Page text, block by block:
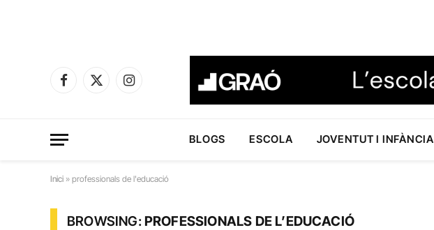
Facebook
X
Instagram
BLOGS ESCOLA JOVENTUT I INFÀNCIA
Inici » professionals de l'educació
BROWSING:PROFESSIONALS DE L’EDUCACIÓ